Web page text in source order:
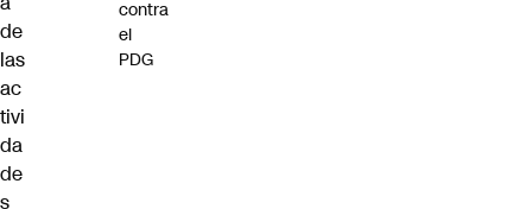
de
las
ac
tivi
da
de
s
contra
el
PDG